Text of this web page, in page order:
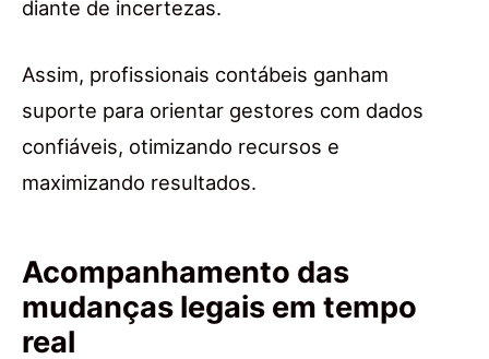
diante de incertezas.
Assim, profissionais contábeis ganham
suporte para orientar gestores com dados
confiáveis, otimizando recursos e
maximizando resultados.
Acompanhamento das
mudanças legais em tempo
real